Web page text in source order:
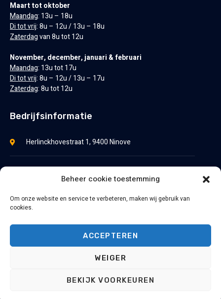
Beheer cookie toestemming
Om onze website en service te verbeteren, maken wij gebruik van
cookies.
ACCEPTEREN
WEIGER
BEKIJK VOORKEUREN
Maart tot oktober
Maandag: 13u – 18u
Di tot vrij: 8u – 12u / 13u – 18u
Zaterdagvan 8u tot 12u
November, december, januari & februari
Maandag: 13u tot 17u
Di tot vrij: 8u – 12u / 13u – 17u
Zaterdag: 8u tot 12u
Bedrijfsinformatie
Herlinckhovestraat 1, 9400 Ninove
+32 54-33.12.41
evy@plastiekadriaens.be
BE 0427.453.660